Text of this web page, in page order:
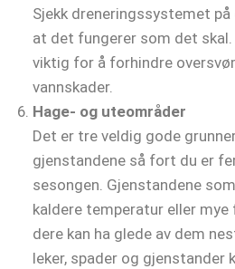
Sjekk dreneringssystemet
at det fungerer som det
viktig for å forhindre
vannskader.
Hage- og uteområder
Det er tre veldig gode
gjenstandene så fort du er
sesongen. Gjenstandene
kaldere temperatur eller
dere kan ha glede av dem
leker, spader og gjenstander